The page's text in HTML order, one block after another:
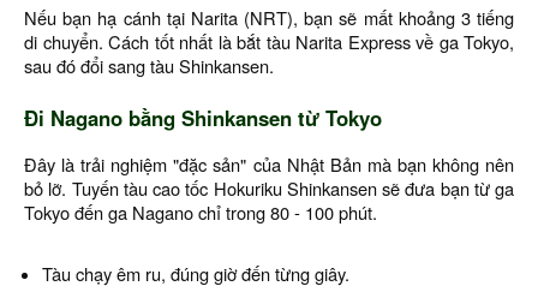
Nếu bạn hạ cánh tại Narita (NRT), bạn sẽ mất khoảng 3 tiếng
di chuyển. Cách tốt nhất là bắt tàu Narita Express về ga Tokyo,
sau đó đổi sang tàu Shinkansen.
Đi Nagano bằng Shinkansen từ Tokyo
Đây là trải nghiệm "đặc sản" của Nhật Bản mà bạn không nên
bỏ lỡ. Tuyến tàu cao tốc Hokuriku Shinkansen sẽ đưa bạn từ ga
Tokyo đến ga Nagano chỉ trong 80 - 100 phút.
Tàu chạy êm ru, đúng giờ đến từng giây.